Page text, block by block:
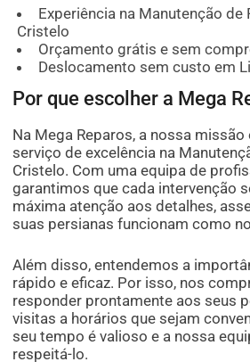
Experiência na Manutenção de
Cristelo
Orçamento grátis e sem
Deslocamento sem custo em
Por que escolher a Mega
Na Mega Reparos, a nossa
serviço de excelência na
Cristelo. Com uma equipa de
garantimos que cada intervenção
máxima atenção aos detalhes,
suas persianas funcionam como
Além disso, entendemos a
rápido e eficaz. Por isso, nos
responder prontamente aos seus
visitas a horários que sejam
seu tempo é valioso e a nossa
respeitá-lo.